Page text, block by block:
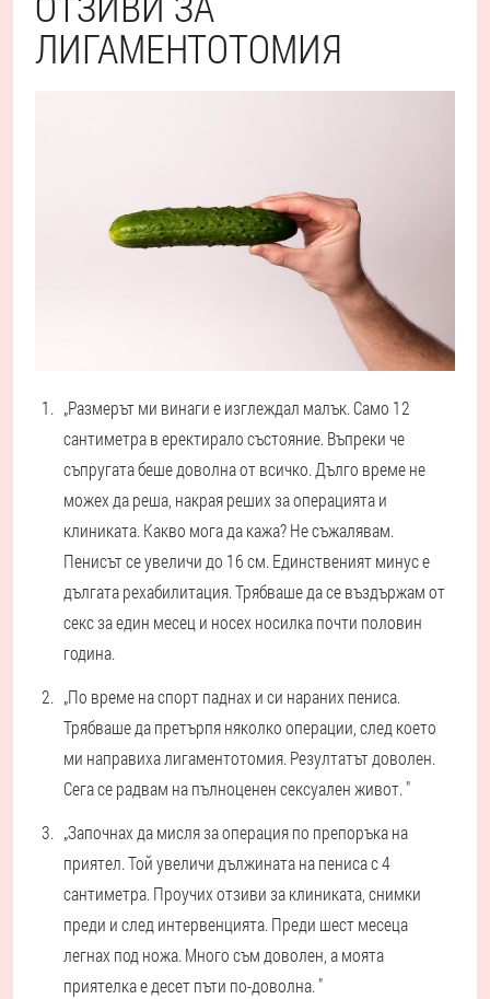
ЛИГАМЕНТОТОМИЯ
„Размерът ми винаги е изглеждал малък. Само 12
сантиметра в еректирало състояние. Въпреки че
съпругата беше доволна от всичко. Дълго време не
можех да реша, накрая реших за операцията и
клиниката. Какво мога да кажа? Не съжалявам.
Пенисът се увеличи до 16 см. Единственият минус е
дългата рехабилитация. Трябваше да се въздържам от
секс за един месец и носех носилка почти половин
година.
„По време на спорт паднах и си нараних пениса.
Трябваше да претърпя няколко операции, след което
ми направиха лигаментотомия. Резултатът доволен.
Сега се радвам на пълноценен сексуален живот. "
„Започнах да мисля за операция по препоръка на
приятел. Той увеличи дължината на пениса с 4
сантиметра. Проучих отзиви за клиниката, снимки
преди и след интервенцията. Преди шест месеца
легнах под ножа. Много съм доволен, а моята
приятелка е десет пъти по-доволна. "